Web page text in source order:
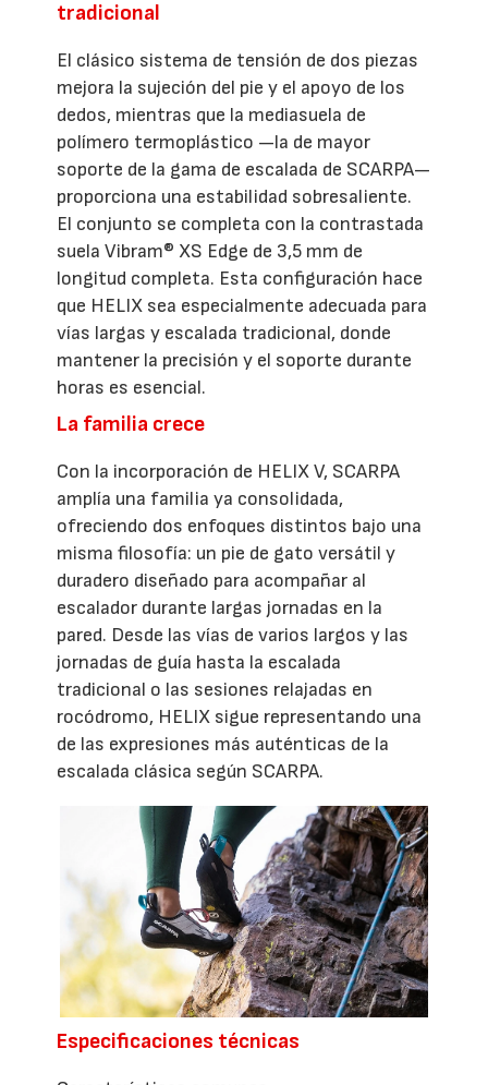
tradicional
El clásico sistema de tensión de dos piezas
mejora la sujeción del pie y el apoyo de los
dedos, mientras que la mediasuela de
polímero termoplástico —la de mayor
soporte de la gama de escalada de SCARPA—
proporciona una estabilidad sobresaliente.
El conjunto se completa con la contrastada
suela Vibram® XS Edge de 3,5 mm de
longitud completa. Esta configuración hace
que HELIX sea especialmente adecuada para
vías largas y escalada tradicional, donde
mantener la precisión y el soporte durante
horas es esencial.
La familia crece
Con la incorporación de HELIX V, SCARPA
amplía una familia ya consolidada,
ofreciendo dos enfoques distintos bajo una
misma filosofía: un pie de gato versátil y
duradero diseñado para acompañar al
escalador durante largas jornadas en la
pared. Desde las vías de varios largos y las
jornadas de guía hasta la escalada
tradicional o las sesiones relajadas en
rocódromo, HELIX sigue representando una
de las expresiones más auténticas de la
escalada clásica según SCARPA.
Especificaciones técnicas